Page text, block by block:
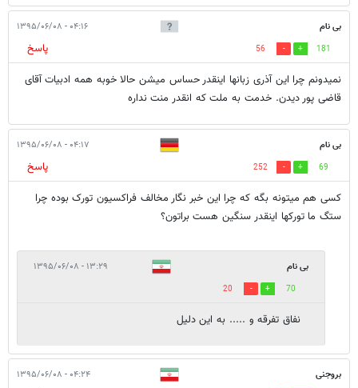
بی نام ۰۴:۱۶ - ۱۳۹۵/۰۶/۰۸
181
56
پاسخ
نمیدونم چرا این آذری زبانها اینقدر حساس میشن حالا خوبه همه ادبیات آقای
قاضی پور دیدن. خدمت به ملت که انقدر منت نداره
بی نام ۰۴:۱۷ - ۱۳۹۵/۰۶/۰۸
69
252
پاسخ
کسی هم میتونه بگه که چرا این خبر نگار مخالف فراکسیون تورک بوده چرا
ستگ ما تورکها اینقدر سنگین هست براتون؟
بی نام ۱۳:۲۹ - ۱۳۹۵/۰۶/۰۸
70
20
نفاق تفرقه و ..... به اين دليل
بروجنی ۰۴:۲۴ - ۱۳۹۵/۰۶/۰۸